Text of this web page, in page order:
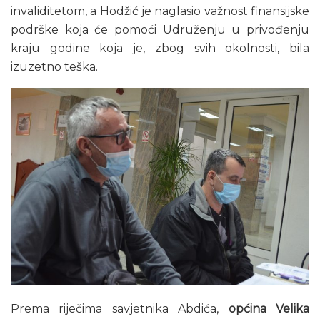
invaliditetom, a Hodžić je naglasio važnost finansijske
podrške koja će pomoći Udruženju u privođenju
kraju godine koja je, zbog svih okolnosti, bila
izuzetno teška.
Prema riječima savjetnika Abdića, općina Velika